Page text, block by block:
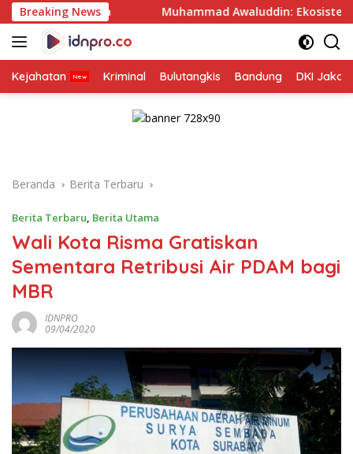
Langsung
ke
konten
Breaking NewsMuhammad Awaluddin: Ekosistem Terintegrasi
Kejahatan Kriminal Bulutangkis Bandung DKI
Beranda Berita Terbaru
Berita Terbaru, Berita Utama
Wali Kota Risma Gratiskan
Sementara Retribusi Air PDAM bagi
MBR
IDNPRO
09/04/2020